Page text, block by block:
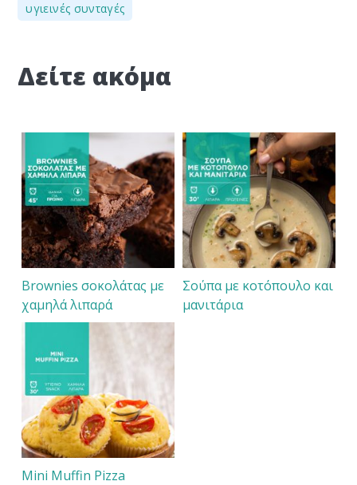
υγιεινές συνταγές
Δείτε ακόμα
Brownies σοκολάτας με
χαμηλά λιπαρά
Σούπα με κοτόπουλο και
μανιτάρια
Mini Muffin Pizza